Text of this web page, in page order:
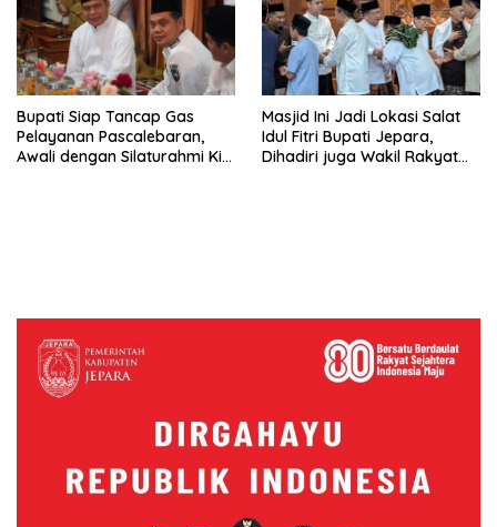
Bupati Siap Tancap Gas
Pelayanan Pascalebaran,
Awali dengan Silaturahmi Kiai
Masjid Ini Jadi Lokasi Salat
Idul Fitri Bupati Jepara,
Dihadiri juga Wakil Rakyat